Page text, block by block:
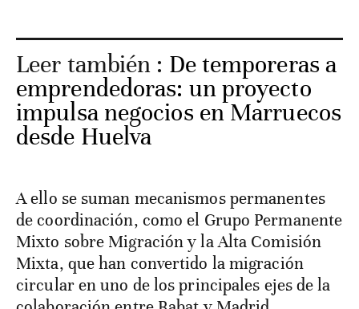
Leer también : De temporeras a
emprendedoras: un proyecto
impulsa negocios en Marruecos
desde Huelva
A ello se suman mecanismos permanentes
de coordinación, como el Grupo Permanente
Mixto sobre Migración y la Alta Comisión
Mixta, que han convertido la migración
circular en uno de los principales ejes de la